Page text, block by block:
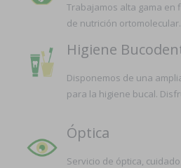
Trabajamos alta gama en
de nutrición ortomolecular.
Higiene
Disponemos de una
para la higiene bucal.
Óptica
Servicio de óptica,